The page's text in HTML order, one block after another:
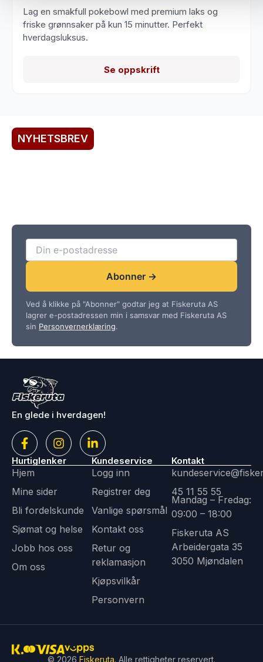
Lag en smakfull pokebowl med premium laks og
friske grønnsaker på kun 15 minutter. Perfekt
hverdagsluksus.
Se oppskrift
NYHETSBREV
Abonner →
Ved å klikke på "Abonner" godtar jeg at Fiskeruta AS
lagrer e-postadressen min i samsvar med Fiskeruta AS
sin Personvernerklæring.
En glede i hverdagen!
Hurtiglenker
Hjem
Mine sider
Bli fordelskunde
Sjømat og helse
Jobb hos oss
Om oss
Kundeservice
Logg inn
Registrer deg
Vanlige spørsmål
Kontakt oss
Retur og
reklamasjon
Kjøpsvilkår
Personvern
Kontakt
45 11 55 55
Mandag – Fredag:
09:00 – 18:00
Fiskeruta AS
Arbeidergata 35
3050 Mjøndalen
© 2026 Fiskeruta. Alle rettigheter reservert.